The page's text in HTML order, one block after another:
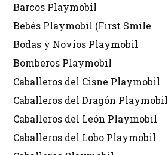
Barcos Playmobil
Bebés Playmobil (First Smile
Bodas y Novios Playmobil
Bomberos Playmobil
Caballeros del Cisne Playmobil
Caballeros del Dragón Playmobil
Caballeros del León Playmobil
Caballeros del Lobo Playmobil